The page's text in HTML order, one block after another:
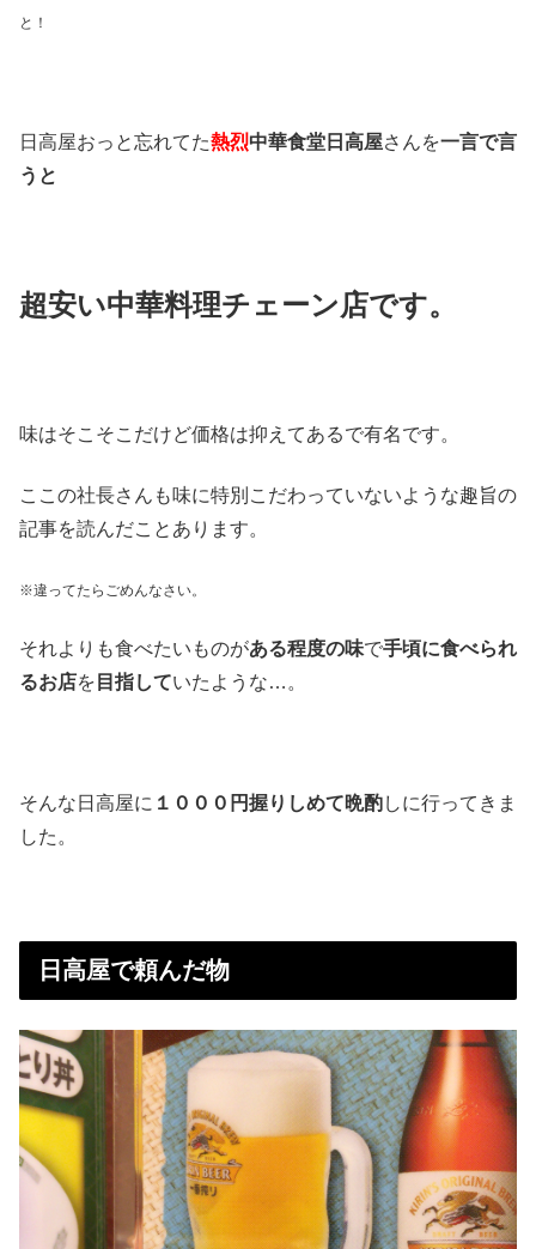
と！
日高屋おっと忘れてた熱烈中華食堂日高屋さんを一言で言
うと
超安い中華料理チェーン店です。
味はそこそこだけど価格は抑えてあるで有名です。
ここの社長さんも味に特別こだわっていないような趣旨の
記事を読んだことあります。
※違ってたらごめんなさい。
それよりも食べたいものがある程度の味で手頃に食べられ
るお店を 目指していたような…。
そんな日高屋に １０００円握りしめて晩酌しに行ってきま
した。
日高屋で頼んだ物